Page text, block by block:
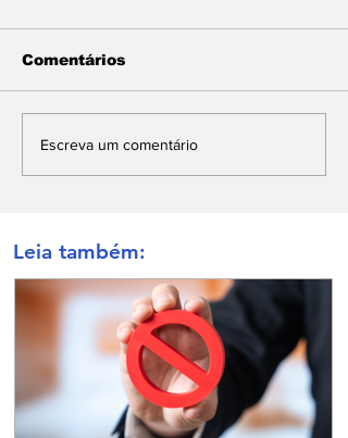
Comentários
Escreva um comentário
Leia também: